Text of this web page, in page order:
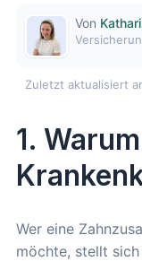
Von
Zuletzt aktualisiert
1.
Wer eine
möchte, stellt